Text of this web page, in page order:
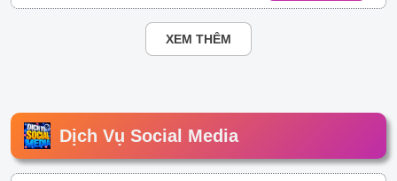
XEM THÊM
Dịch Vụ Social Media